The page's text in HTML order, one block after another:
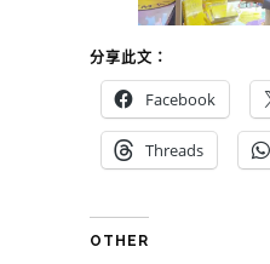
分享此文：
Facebook
Threads
OTHER